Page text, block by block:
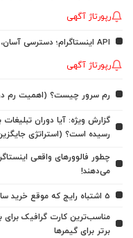
رپورتاژ آگهی
API اینستاگرام؛ دسترسی آسان، سریع و بدون محدودیت به اطلاعات اینستاگرام
رپورتاژ آگهی
رم سرور چیست؟ (اهمیت رم
گزارش ویژه: آیا دوران
رسیده است؟ (استراتژی
چطور فالوورهای واقعی
می‌دهند!
5 اشتباه رایج که موقع خرید ساعت هوشمند طرح اپل واچ نباید انجام بدید!
برتر برای گیمرها